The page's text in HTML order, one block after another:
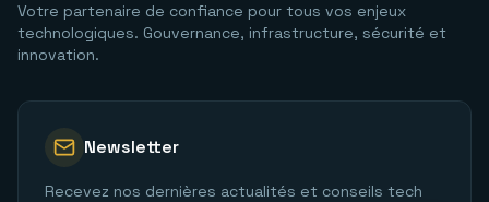
Votre partenaire de confiance pour tous vos enjeux
technologiques. Gouvernance, infrastructure, sécurité et
innovation.
Newsletter
Recevez nos dernières actualités et conseils tech